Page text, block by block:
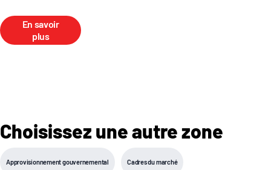
En savoir
plus
Choisissez une autre zone
Approvisionnement gouvernemental Cadres du marché